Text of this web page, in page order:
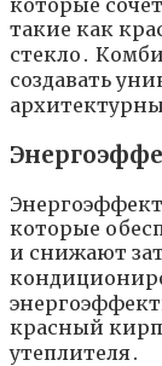
которые
такие как
стекло․
создавать
которые
и снижают
красный
утеплителя․